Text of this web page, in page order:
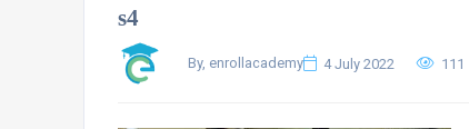
s4
By, enrollacademy 4 July 2022 111